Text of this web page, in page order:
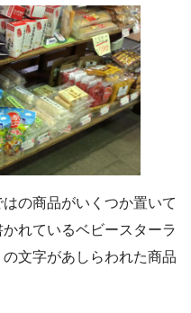
の商品がいくつか置いて
れているベビースターラ
文字があしらわれた商品